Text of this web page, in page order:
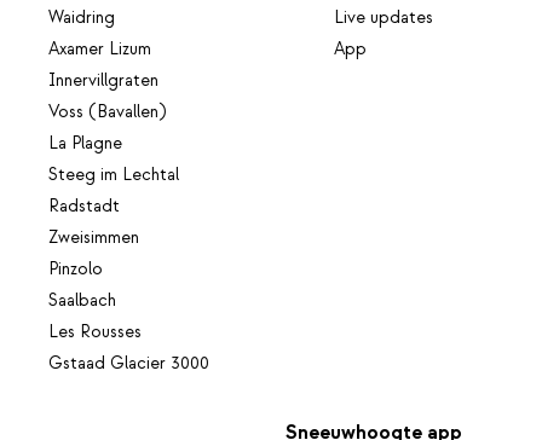
Waidring
Axamer Lizum
Innervillgraten
Voss (Bavallen)
La Plagne
Steeg im Lechtal
Radstadt
Zweisimmen
Pinzolo
Saalbach
Les Rousses
Gstaad Glacier 3000
Live updates
App
Sneeuwhoogte app